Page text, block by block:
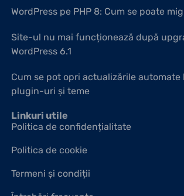
WordPress pe PHP 8: Cum se poate
Site-ul nu mai funcționează după
WordPress 6.1
Cum se pot opri actualizările automate
plugin-uri și teme
Linkuri utile
Politica de confidențialitate
Politica de cookie
Termeni și condiții